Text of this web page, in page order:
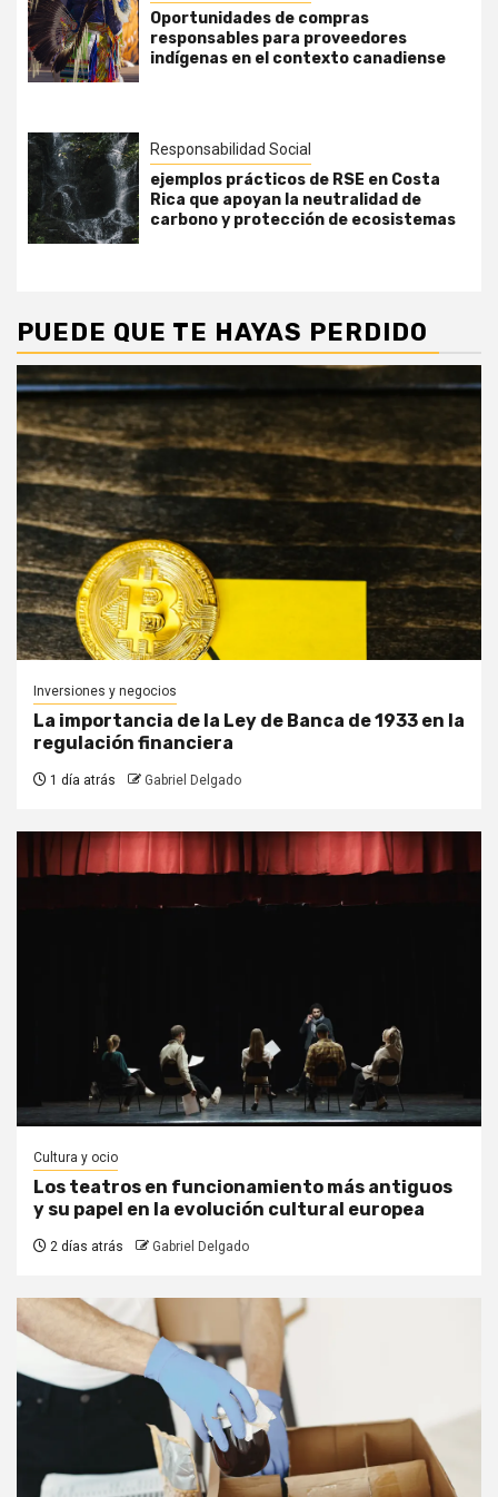
Oportunidades de compras
responsables para proveedores
indígenas en el contexto canadiense
Responsabilidad Social
ejemplos prácticos de RSE en Costa
Rica que apoyan la neutralidad de
carbono y protección de ecosistemas
PUEDE QUE TE HAYAS PERDIDO
Inversiones y negocios
La importancia de la Ley de Banca de 1933 en la
regulación financiera
1 día atrás Gabriel Delgado
Cultura y ocio
Los teatros en funcionamiento más antiguos
y su papel en la evolución cultural europea
2 días atrás Gabriel Delgado